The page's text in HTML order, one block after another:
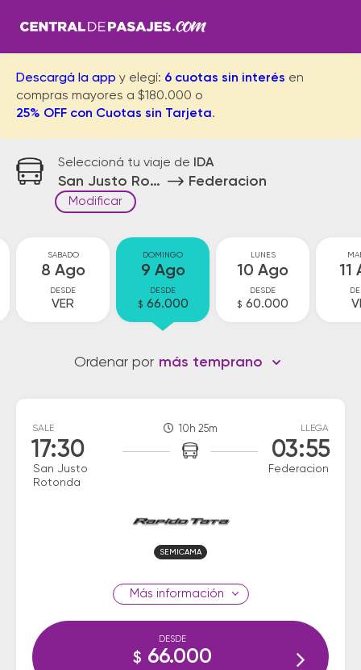
Descargá la app y elegí: 6 cuotas sin interés en
compras mayores a $180.000 o
25% OFF con Cuotas sin Tarjeta.
Seleccioná tu viaje de IDA
San Justo Rotonda Federacion
Modificar
SABADO
8 Ago
DESDE
VER
DOMINGO
9 Ago
DESDE
$ 66.000
LUNES
10 Ago
DESDE
$ 60.000
11
Ordenar por más temprano
SALE
17:30
San Justo
Rotonda
10h 25m LLEGA
03:55
Federacion
SEMICAMA
información
DESDE
$ 66.000